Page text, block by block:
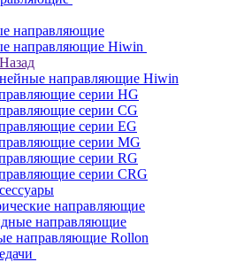
направляющие
направляющие Hiwin
Назад
направляющие Hiwin
серии HG
серии CG
серии EG
серии MG
серии RG
серии CRG
направляющие
направляющие
направляющие Rollon